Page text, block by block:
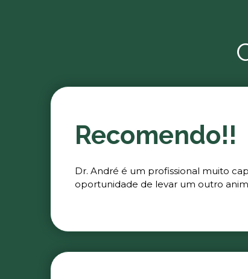
Recomendo!!
Dr. André é um profissional muito
oportunidade de levar um outro